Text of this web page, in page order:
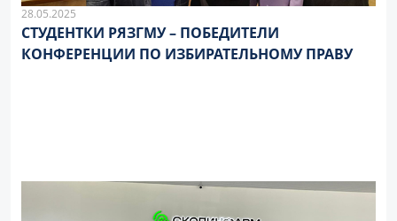
28.05.2025
СТУДЕНТКИ РЯЗГМУ – ПОБЕДИТЕЛИ
КОНФЕРЕНЦИИ ПО ИЗБИРАТЕЛЬНОМУ ПРАВУ